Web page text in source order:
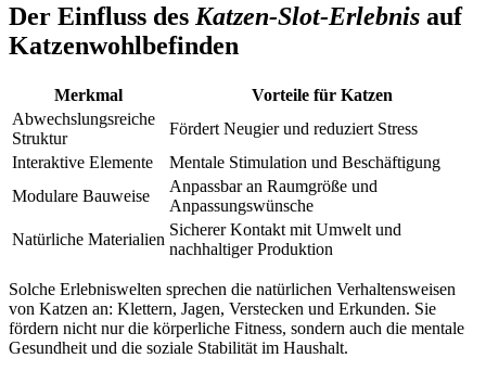
Der Einfluss des Katzen-Slot-Erlebnis auf
Katzenwohlbefinden
Merkmal
Vorteile für Katzen
Abwechslungsreiche
Struktur
Fördert Neugier und reduziert Stress
Interaktive Elemente
Mentale Stimulation und Beschäftigung
Modulare Bauweise
Anpassbar an Raumgröße und
Anpassungswünsche
Natürliche Materialien
Sicherer Kontakt mit Umwelt und
nachhaltiger Produktion
Solche Erlebniswelten sprechen die natürlichen Verhaltensweisen
von Katzen an: Klettern, Jagen, Verstecken und Erkunden. Sie
fördern nicht nur die körperliche Fitness, sondern auch die mentale
Gesundheit und die soziale Stabilität im Haushalt.